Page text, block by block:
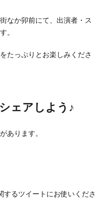
なか卯前にて、出演者・ス
。
たっぷりとお楽しみくださ
ェアしよう♪
あります。
るツイートにお使いくださ